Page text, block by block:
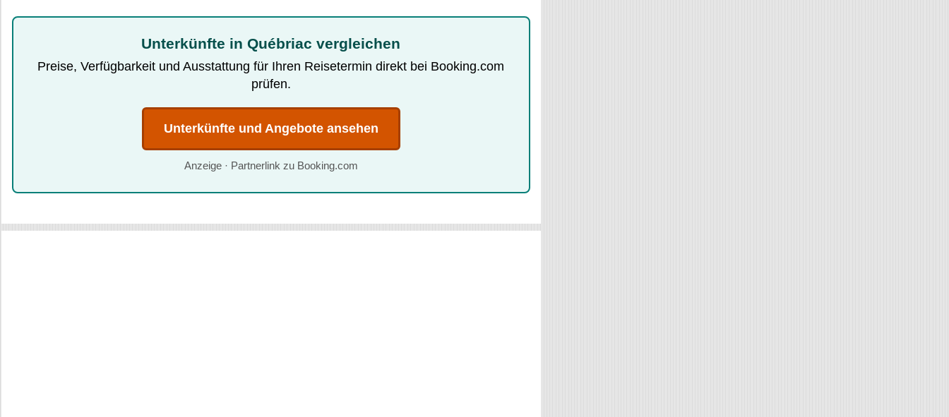
Unterkünfte in Québriac vergleichen
Preise, Verfügbarkeit und Ausstattung für Ihren Reisetermin direkt bei Booking.com
prüfen.
Unterkünfte und Angebote ansehen
Anzeige · Partnerlink zu Booking.com